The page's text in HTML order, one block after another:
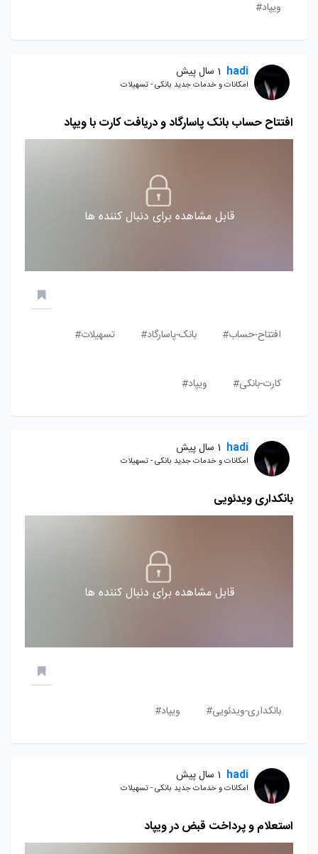
ویپاد#
hadi 1 سال پیش
امکانات و خدمات جدید بانکی - تسهیلات
افتتاح حساب بانک پاسارگاد و دریافت کارت با ویپاد
قابل مشاهده برای دنبال کننده ها
افتتاح-حساب# بانک-پاسارگاد# تسهیلات#
کارت-بانکی# ویپاد#
hadi 1 سال پیش
امکانات و خدمات جدید بانکی - تسهیلات
بانکداری ویدئویی
قابل مشاهده برای دنبال کننده ها
بانکداری-ویدئویی# ویپاد#
hadi 1 سال پیش
امکانات و خدمات جدید بانکی - تسهیلات
استعلام و پرداخت قبض در ویپاد